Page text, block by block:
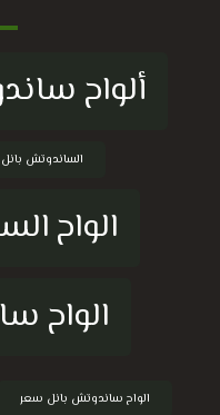
ألواح
الساندوتش
الواح
الواح
الواح ساندوتش بانل سعر